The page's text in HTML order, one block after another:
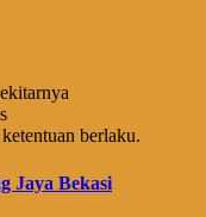
berlaku.
Jaya Bekasi